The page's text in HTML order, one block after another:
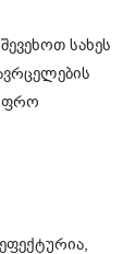
სახეს